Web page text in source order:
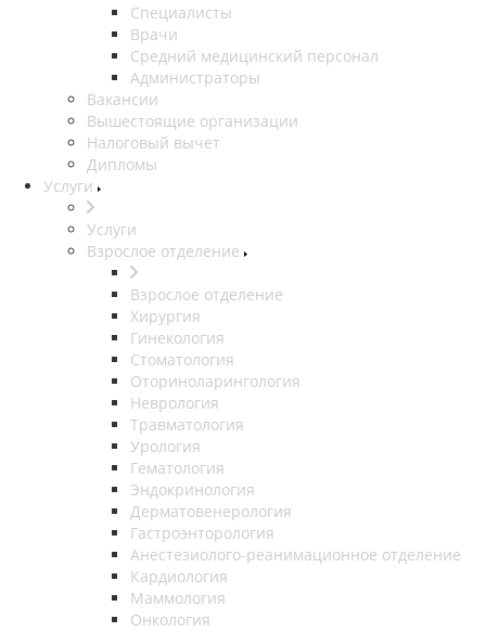
Специалисты
Врачи
Средний медицинский персонал
Администраторы
Вакансии
Вышестоящие организации
Налоговый вычет
Дипломы
Услуги
Услуги
Взрослое отделение
Взрослое отделение
Хирургия
Гинекология
Стоматология
Оториноларингология
Неврология
Травматология
Урология
Гематология
Эндокринология
Дерматовенерология
Гастроэнторология
Анестезиолого-реанимационное отделение
Кардиология
Маммология
Онкология